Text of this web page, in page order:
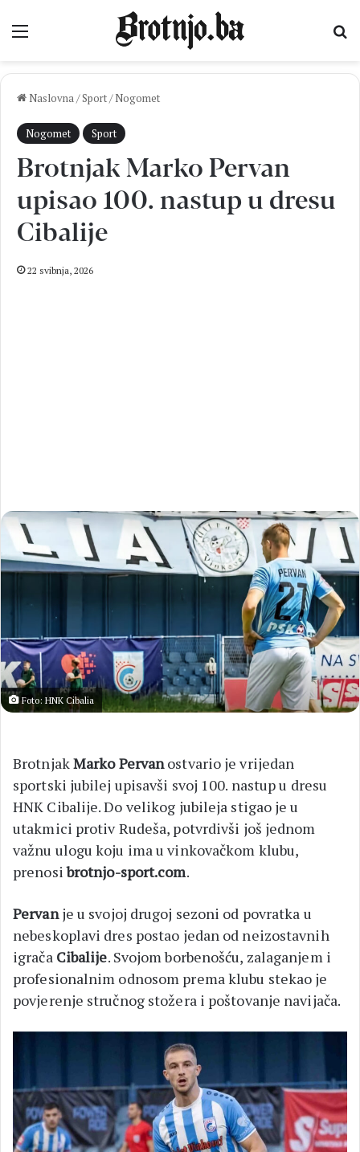
Izbornik
Naslovna/Sport/ Nogomet
Nogomet Sport
Brotnjak Marko Pervan
upisao 100. nastup u dresu
Cibalije
22 svibnja, 2026
Foto: HNK Cibalia
BrotnjakMarko Pervanostvario je vrijedan
sportski jubilej upisavši svoj 100. nastup u dresu
HNK Cibalije. Do velikog jubileja stigao je u
utakmici protiv Rudeša, potvrdivši još jednom
važnu ulogu koju ima u vinkovačkom klubu,
prenosibrotnjo-sport.com.
Pervanje u svojoj drugoj sezoni od povratka u
nebeskoplavi dres postao jedan od neizostavnih
igrača Cibalije. Svojom borbenošću, zalaganjem i
profesionalnim odnosom prema klubu stekao je
povjerenje stručnog stožera i poštovanje navijača.